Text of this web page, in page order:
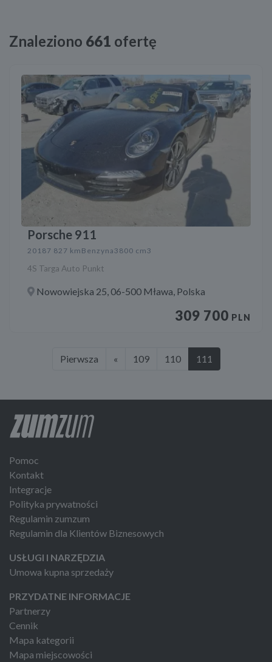
Znaleziono 661 ofertę
Porsche 911
20187 827 km Benzyna3800 cm3
4S Targa Auto Punkt
Nowowiejska 25, 06-500 Mława, Polska
309 700 PLN
Pierwsza « 109 110 111
Pomoc
Kontakt
Integracje
Polityka prywatności
Regulamin zumzum
Regulamin dla Klientów Biznesowych
USŁUGI I NARZĘDZIA
Umowa kupna sprzedaży
PRZYDATNE INFORMACJE
Partnerzy
Cennik
Mapa kategorii
Mapa miejscowości